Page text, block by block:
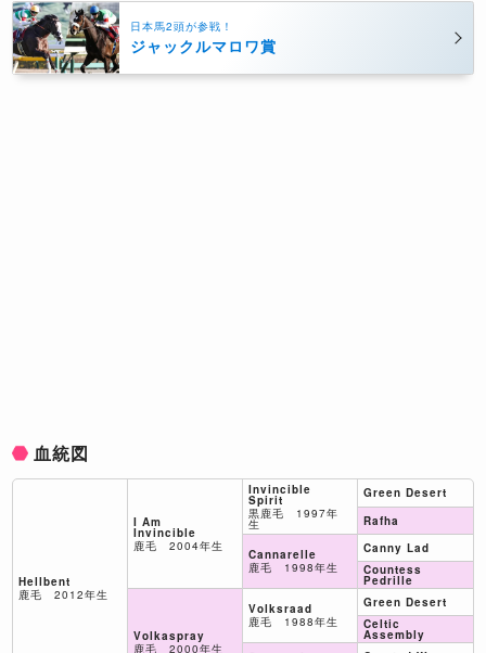
日本馬2頭が参戦！
ジャックルマロワ賞
血統図
Hellbent
鹿毛 2012年生
I Am
Invincible
鹿毛 2004年生
Volkaspray
鹿毛 2000年生
Invincible
Spirit
黒鹿毛 1997年
生
Cannarelle
鹿毛 1998年生
Volksraad
鹿毛 1988年生
Green Desert
Rafha
Canny Lad
Countess
Pedrille
Green Desert
Celtic
Assembly